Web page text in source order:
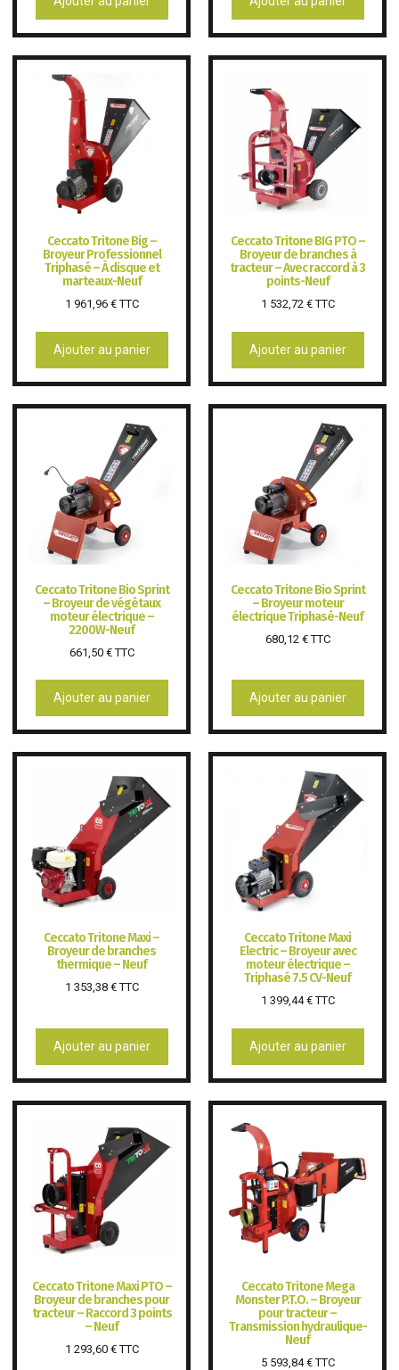
Ceccato Tritone Big –
Broyeur Professionnel
Triphasé – À disque et
marteaux-Neuf
1 961,96 €TTC
Ajouter au panier
Ceccato Tritone BIG PTO –
Broyeur de branches à
tracteur – Avec raccord à 3
points-Neuf
1 532,72 €TTC
Ajouter au panier
Ceccato Tritone Bio Sprint
– Broyeur de végétaux
moteur électrique –
2200W-Neuf
661,50 €TTC
Ajouter au panier
Ceccato Tritone Bio Sprint
– Broyeur moteur
électrique Triphasé-Neuf
680,12 €TTC
Ajouter au panier
Ceccato Tritone Maxi –
Broyeur de branches
thermique – Neuf
1 353,38 €TTC
Ajouter au panier
Ceccato Tritone Maxi
Electric – Broyeur avec
moteur électrique –
Triphasé 7.5 CV-Neuf
1 399,44€TTC
Ajouter au panier
Ceccato Tritone Maxi PTO –
Broyeur de branches pour
tracteur – Raccord 3 points
– Neuf
1 293,60 €TTC
Ceccato Tritone Mega
Monster P.T.O. – Broyeur
pour tracteur –
Transmission hydraulique-
Neuf
5 593,84€TTC